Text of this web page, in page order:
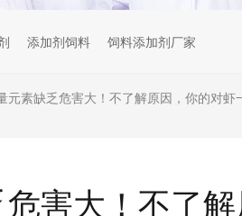
添加剂饲料 饲料添加剂厂家
元素缺乏危害大！不了解原因，你的对虾
害大！不了